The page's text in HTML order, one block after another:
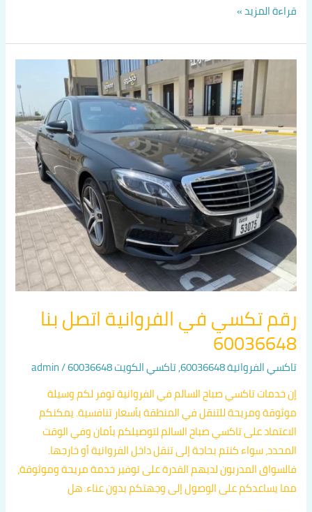
قراءة المزيد »
رقم تكسي في الفروانية اتصل بنا
60036648
تاكسي الفروانية 60036648 ,تاكسي الكويت 60036648 /
admin
إن خدمات تاكسي صباح السالم في الفروانية توفر لكم وسيلة
موثوقة ومريحة للتنقل في المنطقة بأسعار تنافسية. يمكنكم
الاعتماد على تاكسي صباح السالم لتوصيلكم بأمان وفي الوقت
المحدد، سواء كنتم بحاجة إلى تنقل داخل الفروانية أو خارجها.
فالسواق المدربون لديهم القدرة على توفير خدمة مريحة وموثوقة،
مما يساعدكم على الوصول إلى وجهتكم بدون عناء. هل
الفروانية
اتصل
60036648